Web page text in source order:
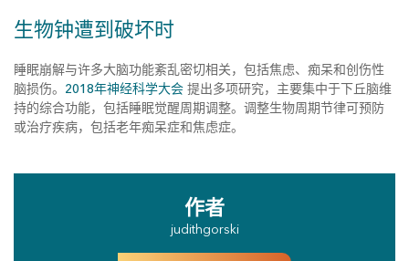
生物钟遭到破坏时
睡眠崩解与许多大脑功能紊乱密切相关，包括焦虑、痴呆和创伤性
脑损伤。 2018年神经科学大会 提出多项研究，主要集中于下丘脑维
持的综合功能，包括睡眠觉醒周期调整。调整生物周期节律可预防
或治疗疾病，包括老年痴呆症和焦虑症。
作者
judithgorski